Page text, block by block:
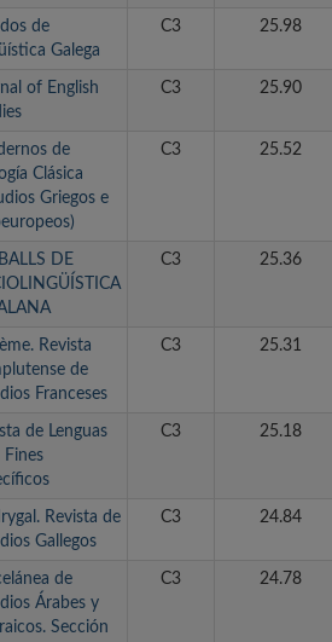
de
Galega
C3 25.98
of English
C3 25.90
de
Clásica
Griegos e
C3 25.52
DE
C3 25.36
Revista
de
Franceses
C3 25.31
de Lenguas
Fines
C3 25.18
Revista de
Gallegos
C3 24.84
de
Árabes y
Sección
C3 24.78